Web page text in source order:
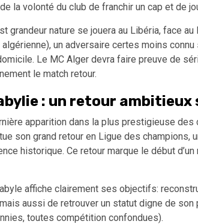
la volonté du club de franchir un cap et de
grandeur nature se jouera au Libéria, face
algérienne), un adversaire certes moins
Le MC Alger devra faire preuve de
le match retour.
: un retour
apparition dans la plus prestigieuse
son grand retour en Ligue des
historique. Ce retour marque le début
affiche clairement ses objectifs:
aussi de retrouver un statut digne de
toutes compétition confondues).